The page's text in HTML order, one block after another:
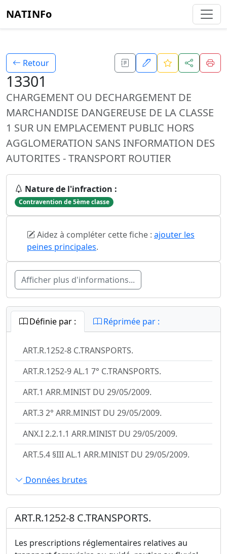
NATINFo
Retour
13301
CHARGEMENT OU DECHARGEMENT DE
MARCHANDISE DANGEREUSE DE LA CLASSE
1 SUR UN EMPLACEMENT PUBLIC HORS
AGGLOMERATION SANS INFORMATION DES
AUTORITES - TRANSPORT ROUTIER
Nature de l'infraction :
Contravention de 5ème classe
Aidez à compléter cette fiche : ajouter les
peines principales.
Afficher plus d'informations...
Définie par : Réprimée par :
ART.R.1252-8 C.TRANSPORTS.
ART.R.1252-9 AL.1 7° C.TRANSPORTS.
ART.1 ARR.MINIST DU 29/05/2009.
ART.3 2° ARR.MINIST DU 29/05/2009.
ANX.I 2.2.1.1 ARR.MINIST DU 29/05/2009.
ART.5.4 §III AL.1 ARR.MINIST DU 29/05/2009.
Données brutes
ART.R.1252-8 C.TRANSPORTS.
Les prescriptions réglementaires relatives au